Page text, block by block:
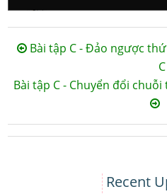
Bài tập C - Đảo ngược
C
Bài tập C - Chuyển đổi
Recent